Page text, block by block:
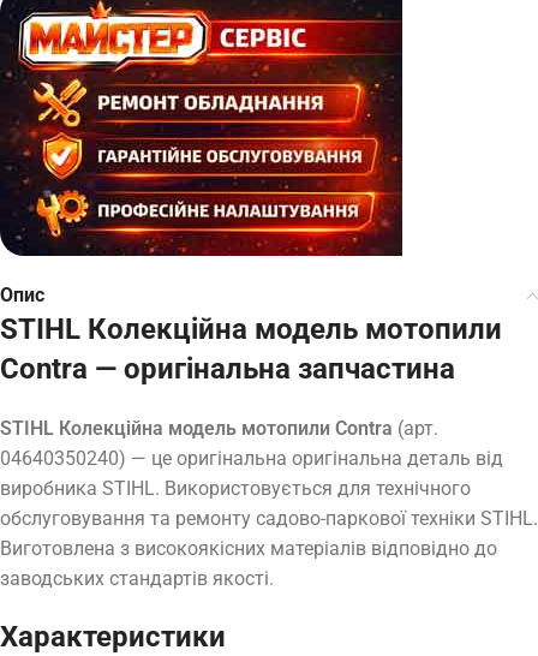
Опис
STIHL Колекційна модель мотопили
Contra — оригінальна запчастина
STIHL Колекційна модель мотопили Contra (арт.
04640350240) — це оригінальна оригінальна деталь від
виробника STIHL. Використовується для технічного
обслуговування та ремонту садово-паркової техніки STIHL.
Виготовлена з високоякісних матеріалів відповідно до
заводських стандартів якості.
Характеристики